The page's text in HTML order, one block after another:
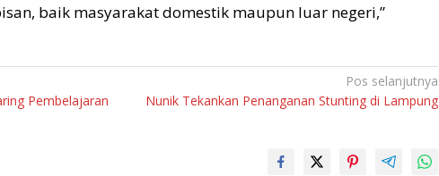
baik masyarakat domestik maupun luar negeri,”
Pembelajaran
Pos selanjutnya
Nunik Tekankan Penanganan Stunting di Lampung